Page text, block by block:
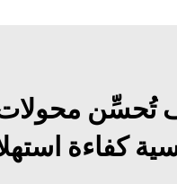
تُحسِّن محولات
كفاءة